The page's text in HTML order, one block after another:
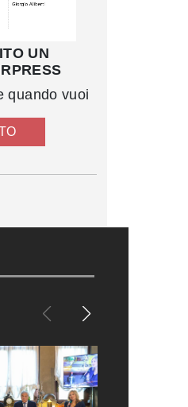
UN
quando vuoi